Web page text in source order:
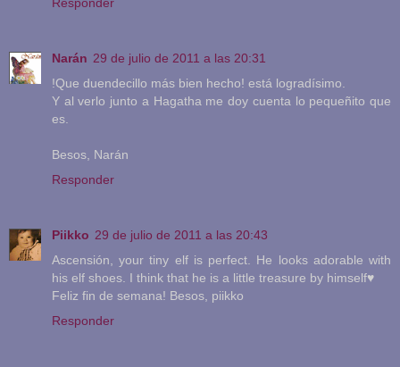
Narán 29 de julio de 2011 a las 20:31
!Que duendecillo más bien hecho! está logradísimo.
Y al verlo junto a Hagatha me doy cuenta lo pequeñito que
es.
Besos, Narán
Responder
Piikko 29 de julio de 2011 a las 20:43
Ascensión, your tiny elf is perfect. He looks adorable with
his elf shoes. I think that he is a little treasure by himself♥
Feliz fin de semana! Besos, piikko
Responder